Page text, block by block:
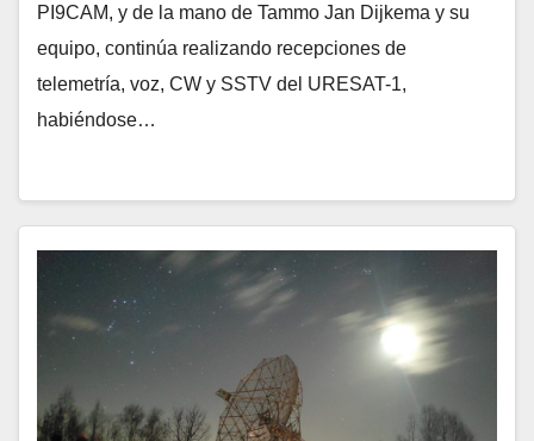
PI9CAM, y de la mano de Tammo Jan Dijkema y su
equipo, continúa realizando recepciones de
telemetría, voz, CW y SSTV del URESAT-1,
habiéndose…